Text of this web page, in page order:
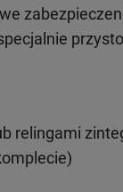
relingami